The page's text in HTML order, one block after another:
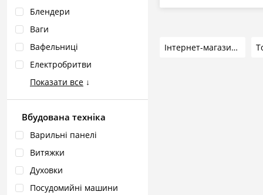
Блендери
Ваги
Вафельниці
Електробритви
Показати все ↓
Вбудована техніка
Варильні панелі
Витяжки
Духовки
Посудомийні машини
Інтернет-магазини